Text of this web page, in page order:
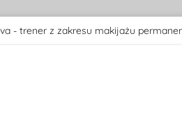
- trener z zakresu makijażu